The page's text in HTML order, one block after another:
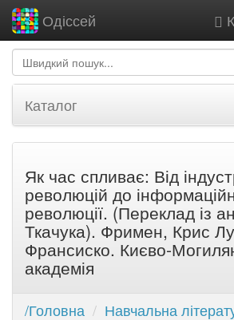
Одіссей
Каталог
Як час спливає: Від
революцій до
революції. (Переклад із
Ткачука). Фримен, Крис
Франсиско. Києво-
академія
/Головна
Навчальна